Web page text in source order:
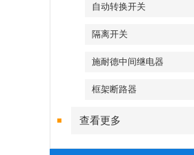
自动转换开关
隔离开关
施耐德中间继电器
框架断路器
查看更多